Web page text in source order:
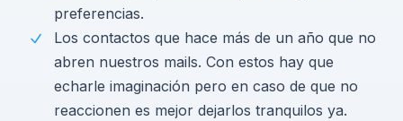
preferencias.
Los contactos que hace más de un año que no
abren nuestros mails. Con estos hay que
echarle imaginación pero en caso de que no
reaccionen es mejor dejarlos tranquilos ya.